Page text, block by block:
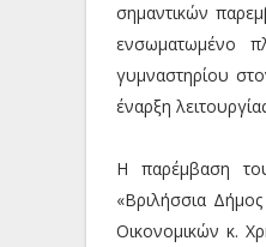
σημαντικών
ενσωματωμένο
γυμναστηρίου
έναρξη
Η παρέμβαση
«Βριλήσσια
Οικονομικών κ.